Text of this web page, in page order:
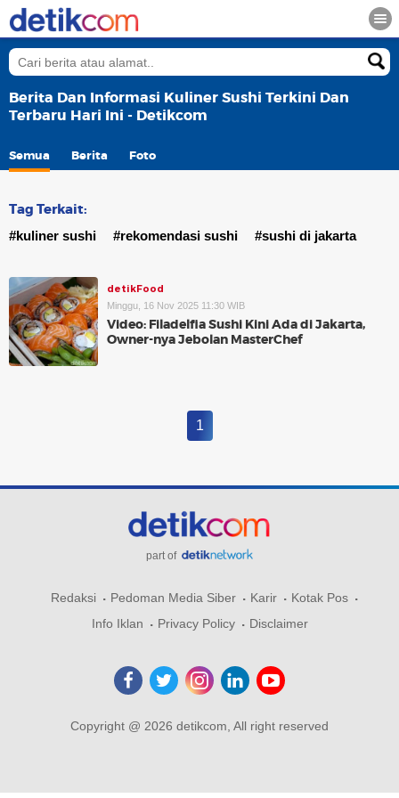
Berita Dan Informasi Kuliner Sushi Terkini Dan
Terbaru Hari Ini - Detikcom
Semua Berita Foto
Tag Terkait:
#kuliner sushi #rekomendasi sushi #sushi di jakarta
detikFood
Minggu, 16 Nov 2025 11:30 WIB
Video: Filadelfia Sushi Kini Ada di Jakarta,
Owner-nya Jebolan MasterChef
1
part of
Redaksi Pedoman Media Siber Karir
Kotak Pos
Info Iklan
Privacy Policy Disclaimer
Copyright @ 2026 detikcom, All right reserved